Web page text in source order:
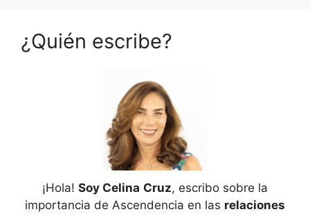
¿Quién escribe?
¡Hola! Soy Celina Cruz, escribo sobre la
importancia de Ascendencia en las relaciones